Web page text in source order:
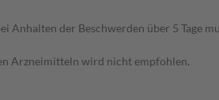
der Beschwerden über 5 Tage
Arzneimitteln wird nicht empfohlen.